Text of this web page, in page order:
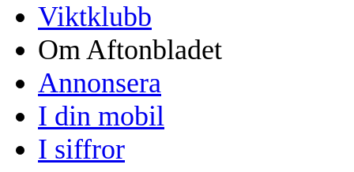
Viktklubb
Om Aftonbladet
Annonsera
I din mobil
I siffror